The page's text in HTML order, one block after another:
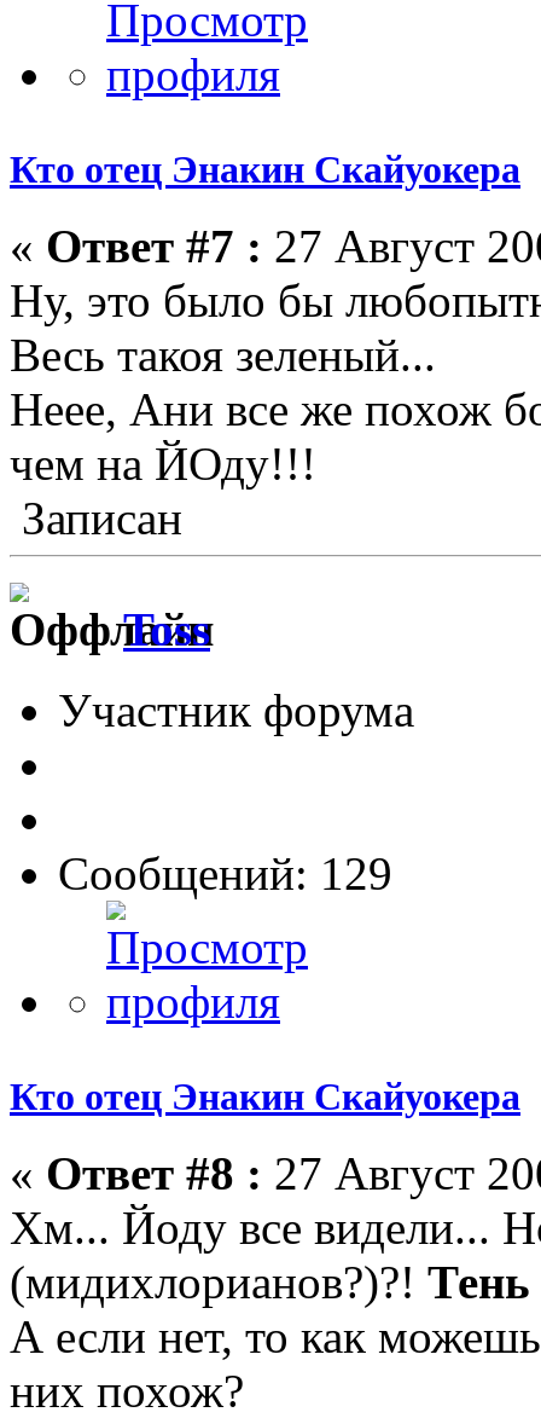
Кто отец Энакин Скайуокера
« Ответ #7 : 27 Август
Ну, это было бы
Весь такоя зеленый...
Неее, Ани все же похож
чем на ЙОду!!!
Записан
Toss
Участник форума
Сообщений: 129
Кто отец Энакин Скайуокера
« Ответ #8 : 27 Август
Хм... Йоду все
(мидихлорианов?)?!
А если нет, то как
них похож?